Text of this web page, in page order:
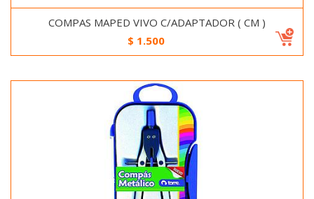
COMPAS MAPED VIVO C/ADAPTADOR ( CM )
$ 1.500